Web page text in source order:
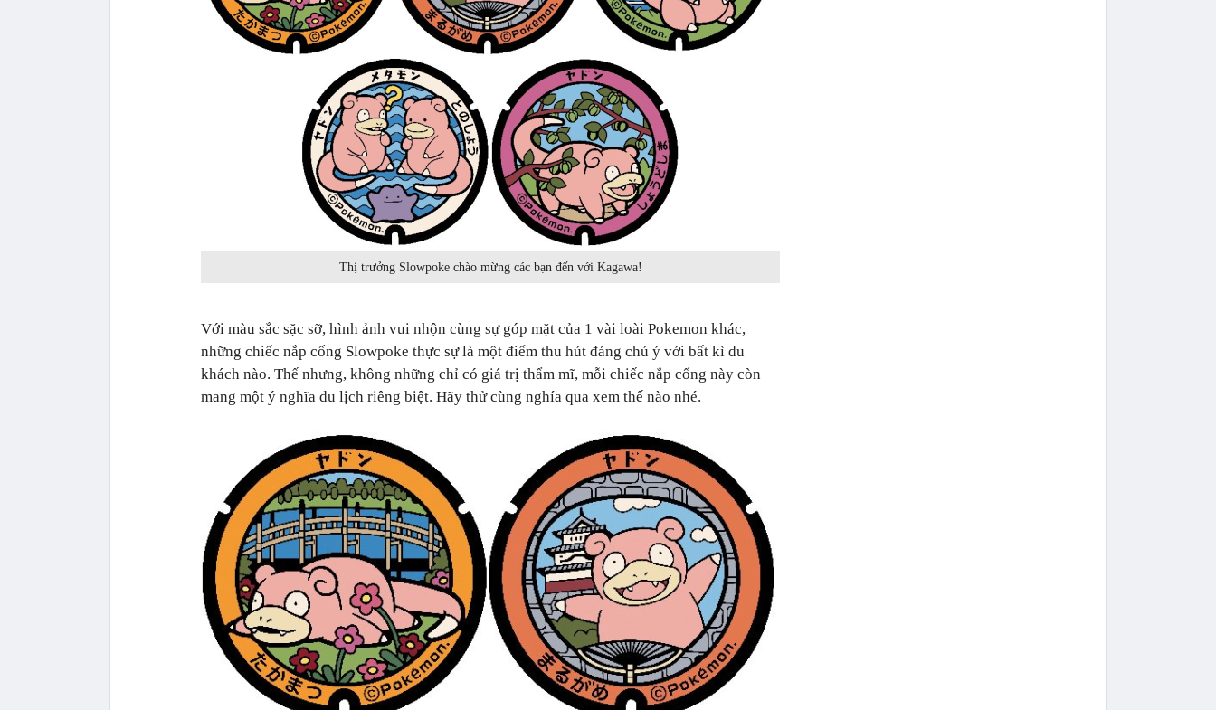
Thị trưởng Slowpoke chào mừng các bạn đến với Kagawa!
Với màu sắc sặc sỡ, hình ảnh vui nhộn cùng sự góp mặt của 1 vài loài Pokemon khác,
những chiếc nắp cống Slowpoke thực sự là một điểm thu hút đáng chú ý với bất kì du
khách nào. Thế nhưng, không những chỉ có giá trị thẩm mĩ, mỗi chiếc nắp cống này còn
mang một ý nghĩa du lịch riêng biệt. Hãy thử cùng nghía qua xem thế nào nhé.